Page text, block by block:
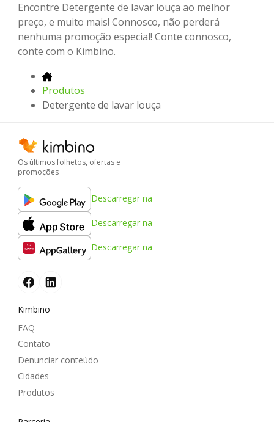
Encontre Detergente de lavar louça ao melhor
preço, e muito mais! Connosco, não perderá
nenhuma promoção especial! Conte connosco,
conte com o Kimbino.
Produtos
Detergente de lavar louça
Os últimos folhetos, ofertas e
promoções
Descarregar na
Descarregar na
Descarregar na
Kimbino
FAQ
Contato
Denunciar conteúdo
Cidades
Produtos